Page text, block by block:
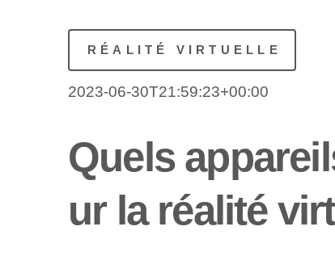
RÉALITÉ VIRTUELLE
2023-06-30T21:59:23+00:00
Quels
ur la réalité